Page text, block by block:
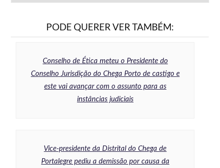
PODE QUERER VER TAMBÉM:
Conselho de Ética meteu o Presidente do
Conselho Jurisdição do Chega Porto de castigo e
este vai avançar com o assunto para as
instâncias judiciais
Vice-presidente da Distrital do Chega de
Portalegre pediu a demissão por causa da